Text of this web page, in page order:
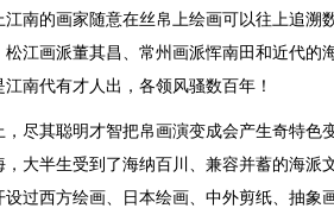
南的画家随意在丝帛上绘画可以往上追溯
江画派董其昌、常州画派恽南田和近代的
南代有才人出，各领风骚数百年！
尽其聪明才智把帛画演变成会产生奇特色
大半生受到了海纳百川、兼容并蓄的海派
过西方绘画、日本绘画、中外剪纸、抽象